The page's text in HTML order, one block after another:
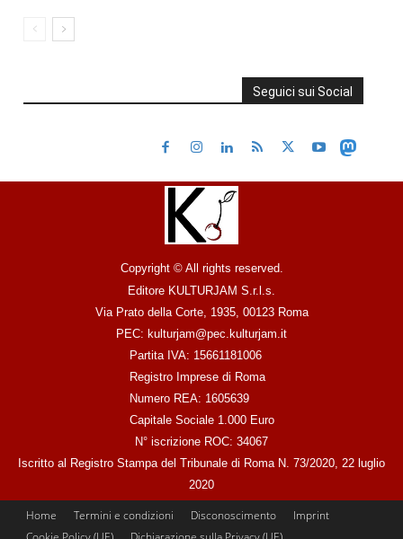
Seguici sui Social
Copyright © All rights reserved.
Editore KULTURJAM S.r.l.s.
Via Prato della Corte, 1935, 00123 Roma
PEC: kulturjam@pec.kulturjam.it
Partita IVA: 15661181006
Registro Imprese di Roma
Numero REA: 1605639
Capitale Sociale 1.000 Euro
N° iscrizione ROC: 34067
Iscritto al Registro Stampa del Tribunale di Roma N. 73/2020, 22 luglio
2020
Home Termini e condizioni Disconoscimento
Imprint